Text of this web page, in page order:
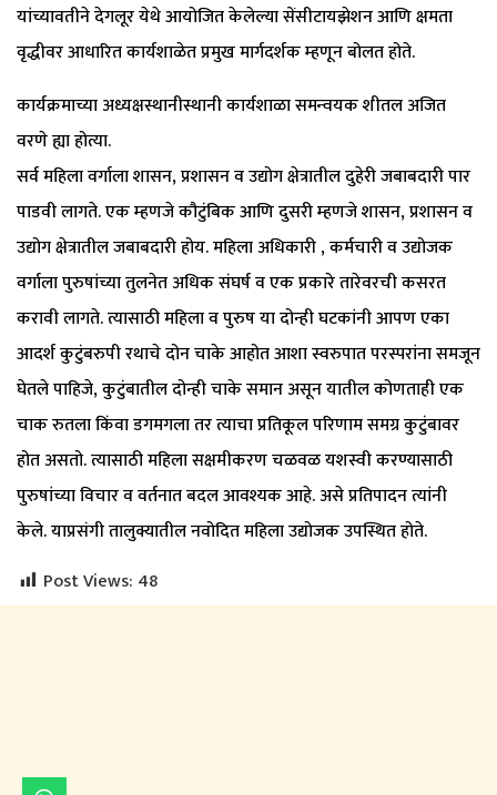
यांच्यावतीने देगलूर येथे आयोजित केलेल्या सेंसीटायझेशन आणि क्षमता
वृद्धीवर आधारित कार्यशाळेत प्रमुख मार्गदर्शक म्हणून बोलत होते.
कार्यक्रमाच्या अध्यक्षस्थानीस्थानी कार्यशाळा समन्वयक शीतल अजित
वरणे ह्या होत्या.
सर्व महिला वर्गाला शासन, प्रशासन व उद्योग क्षेत्रातील दुहेरी जबाबदारी पार
पाडवी लागते. एक म्हणजे कौटुंबिक आणि दुसरी म्हणजे शासन, प्रशासन व
उद्योग क्षेत्रातील जबाबदारी होय. महिला अधिकारी , कर्मचारी व उद्योजक
वर्गाला पुरुषांच्या तुलनेत अधिक संघर्ष व एक प्रकारे तारेवरची कसरत
करावी लागते. त्यासाठी महिला व पुरुष या दोन्ही घटकांनी आपण एका
आदर्श कुटुंबरुपी रथाचे दोन चाके आहोत आशा स्वरुपात परस्परांना समजून
घेतले पाहिजे, कुटुंबातील दोन्ही चाके समान असून यातील कोणताही एक
चाक रुतला किंवा डगमगला तर त्याचा प्रतिकूल परिणाम समग्र कुटुंबावर
होत असतो. त्यासाठी महिला सक्षमीकरण चळवळ यशस्वी करण्यासाठी
पुरुषांच्या विचार व वर्तनात बदल आवश्यक आहे. असे प्रतिपादन त्यांनी
केले. याप्रसंगी तालुक्यातील नवोदित महिला उद्योजक उपस्थित होते.
Post Views: 48